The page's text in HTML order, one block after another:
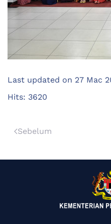
Last updated on 27 Mac
Hits: 3620
Sebelum